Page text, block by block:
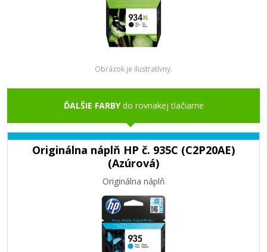
Obrázok je ilustratívny.
ĎALŠIE FARBYdo rovnakej tlačiarne
Originálna náplň HP č. 935C (C2P20AE)
(Azúrová)
Originálna náplň